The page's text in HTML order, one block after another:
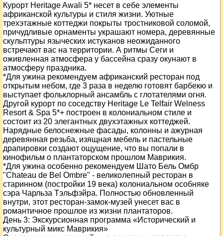
Курорт Heritage Awali 5* несет в себе элементы
африканской культуры и стиля жизни. Уютные
трехэтажные коттеджи покрыты тростниковой соломой,
причудливые орнаменты украшают номера, деревянные
скульптуры языческих истуканов неожиданного
встречают вас на территории. А ритмы Сеги и
оживленная атмосфера у бассейна сразу окунают в
атмосферу праздника.
*Для ужина рекомендуем африканский ресторан под
открытым небом, где 3 раза в неделю готовят барбекю и
выступает фольклорный ансамбль с глотателями огня.
Другой курорт по соседству Heritage Le Telfair Welness
Resort & Spa 5*+ построен в колониальном стиле и
состоит из 20 элегантных двухэтажных коттеджей.
Нарядные белоснежные фасады, колонны и ажурная
деревянная резьба, изящная мебель и пастельные
драпировки создают ощущение, что вы попали в
кинофильм о плантаторском прошлом Маврикия.
*Для ужина особенно рекомендуем Шато Бель Омбр
"Chateau de Bel Ombre" - великолепный ресторан в
старинном (постройки 19 века) колониальном особняке
сэра Чарльза Тэльфэйра. Полностью обновленный
внутри, этот ресторан-замок-музей унесет вас в
романтичное прошлое из жизни плантаторов.
День 3: Экскурсионная программа «Исторический и
культурный микс Маврикия»